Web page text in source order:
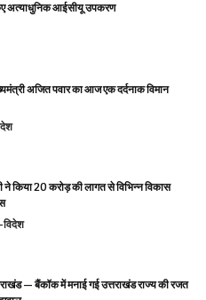
अत्याधुनिक आईसीयू उपकरण
अजित पवार का आज एक दर्दनाक विमान
ने किया 20 करोड़ की लागत से विभिन्न विकास
— बैंकॉक में मनाई गई उत्तराखंड राज्य की रजत